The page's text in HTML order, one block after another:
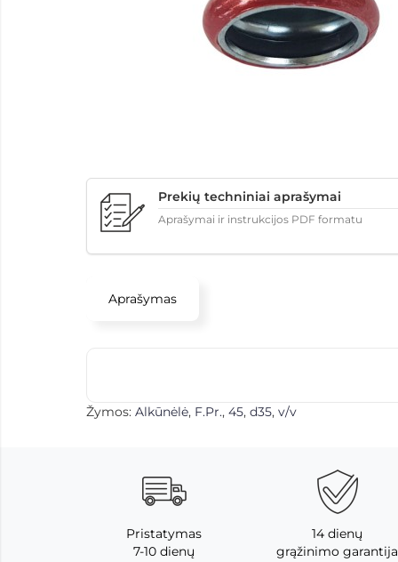
Prekių techniniai aprašymai
Aprašymai ir instrukcijos PDF formatu
Aprašymas
Žymos: Alkūnėlė, F.Pr., 45, d35, v/v
Pristatymas
7-10 dienų
14 dienų
grąžinimo garantija